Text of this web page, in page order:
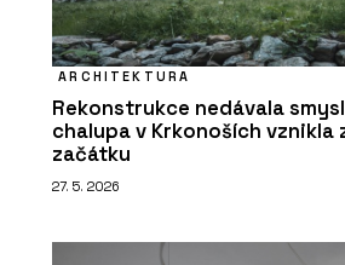
ARCHITEKTURA
Rekonstrukce nedávala
chalupa v Krkonoších vznikla
začátku
27. 5. 2026